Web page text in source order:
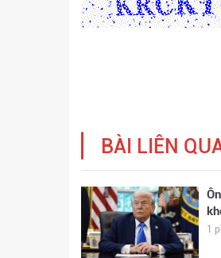
BÀI LIÊN
1